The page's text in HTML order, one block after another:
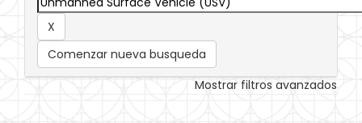
Comenzar nueva busqueda
Mostrar filtros avanzados